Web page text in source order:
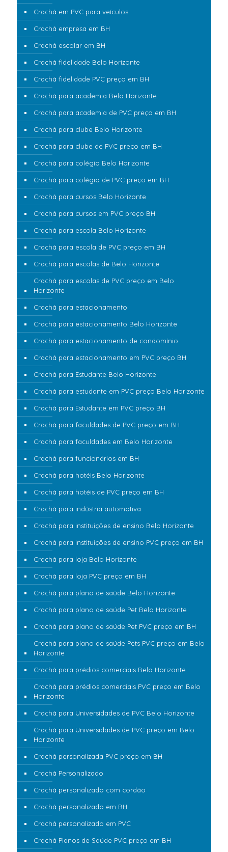
Crachá em PVC para veículos
Crachá empresa em BH
Crachá escolar em BH
Crachá fidelidade Belo Horizonte
Crachá fidelidade PVC preço em BH
Crachá para academia Belo Horizonte
Crachá para academia de PVC preço em BH
Crachá para clube Belo Horizonte
Crachá para clube de PVC preço em BH
Crachá para colégio Belo Horizonte
Crachá para colégio de PVC preço em BH
Crachá para cursos Belo Horizonte
Crachá para cursos em PVC preço BH
Crachá para escola Belo Horizonte
Crachá para escola de PVC preço em BH
Crachá para escolas de Belo Horizonte
Crachá para escolas de PVC preço em Belo
Horizonte
Crachá para estacionamento
Crachá para estacionamento Belo Horizonte
Crachá para estacionamento de condomínio
Crachá para estacionamento em PVC preço BH
Crachá para Estudante Belo Horizonte
Crachá para estudante em PVC preço Belo Horizonte
Crachá para Estudante em PVC preço BH
Crachá para faculdades de PVC preço em BH
Crachá para faculdades em Belo Horizonte
Crachá para funcionários em BH
Crachá para hotéis Belo Horizonte
Crachá para hotéis de PVC preço em BH
Crachá para indústria automotiva
Crachá para instituições de ensino Belo Horizonte
Crachá para instituições de ensino PVC preço em BH
Crachá para loja Belo Horizonte
Crachá para loja PVC preço em BH
Crachá para plano de saúde Belo Horizonte
Crachá para plano de saúde Pet Belo Horizonte
Crachá para plano de saúde Pet PVC preço em BH
Crachá para plano de saúde Pets PVC preço em Belo
Horizonte
Crachá para prédios comerciais Belo Horizonte
Crachá para prédios comerciais PVC preço em Belo
Horizonte
Crachá para Universidades de PVC Belo Horizonte
Crachá para Universidades de PVC preço em Belo
Horizonte
Crachá personalizada PVC preço em BH
Crachá Personalizado
Crachá personalizado com cordão
Crachá personalizado em BH
Crachá personalizado em PVC
Crachá Planos de Saúde PVC preço em BH